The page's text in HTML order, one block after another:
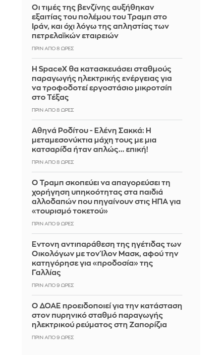
Οι τιμές της βενζίνης αυξήθηκαν
εξαιτίας του πολέμου του Τραμπ στο
Ιράν, και όχι λόγω της απληστίας των
πετρελαϊκών εταιρειών
ΠΡΙΝ ΑΠΌ 8 ΏΡΕΣ
Η SpaceX θα κατασκευάσει σταθμούς
παραγωγής ηλεκτρικής ενέργειας για
να τροφοδοτεί εργοστάσιο μικροτσίπ
στο Τέξας
ΠΡΙΝ ΑΠΌ 8 ΏΡΕΣ
Αθηνά Ροδίτου - Ελένη Σακκά: Η
μεταμεσονύκτια μάχη τους με μια
κατσαρίδα ήταν απλώς... επική!
ΠΡΙΝ ΑΠΌ 8 ΏΡΕΣ
Ο Τραμπ σκοπεύει να απαγορεύσει τη
χορήγηση υπηκοότητας στα παιδιά
αλλοδαπών που πηγαίνουν στις ΗΠΑ για
«τουρισμό τοκετού»
ΠΡΙΝ ΑΠΌ 9 ΏΡΕΣ
Έντονη αντιπαράθεση της ηγέτιδας των
Οικολόγων με τον Ίλον Μασκ, αφού την
κατηγόρησε για «προδοσία» της
Γαλλίας
ΠΡΙΝ ΑΠΌ 9 ΏΡΕΣ
Ο ΔΟΑΕ προειδοποιεί για την κατάσταση
στον πυρηνικό σταθμό παραγωγής
ηλεκτρικού ρεύματος στη Ζαπορίζια
ΠΡΙΝ ΑΠΌ 9 ΏΡΕΣ